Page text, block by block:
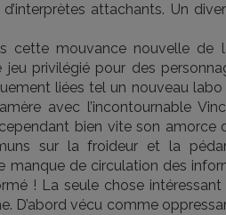
attachants. Un
cette mouvance nouvelle de
privilégié pour des
liées tel un nouveau labo
avec l’incontournable
bien vite son amorce
sur la froideur et la
manque de circulation des
! La seule chose intéressant
D’abord vécu comme